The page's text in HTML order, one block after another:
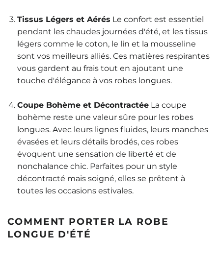
Tissus Légers et Aérés Le confort est essentiel
pendant les chaudes journées d'été, et les tissus
légers comme le coton, le lin et la mousseline
sont vos meilleurs alliés. Ces matières respirantes
vous gardent au frais tout en ajoutant une
touche d'élégance à vos robes longues.
Coupe Bohème et Décontractée La coupe
bohème reste une valeur sûre pour les robes
longues. Avec leurs lignes fluides, leurs manches
évasées et leurs détails brodés, ces robes
évoquent une sensation de liberté et de
nonchalance chic. Parfaites pour un style
décontracté mais soigné, elles se prêtent à
toutes les occasions estivales.
COMMENT PORTER LA ROBE
LONGUE D'ÉTÉ